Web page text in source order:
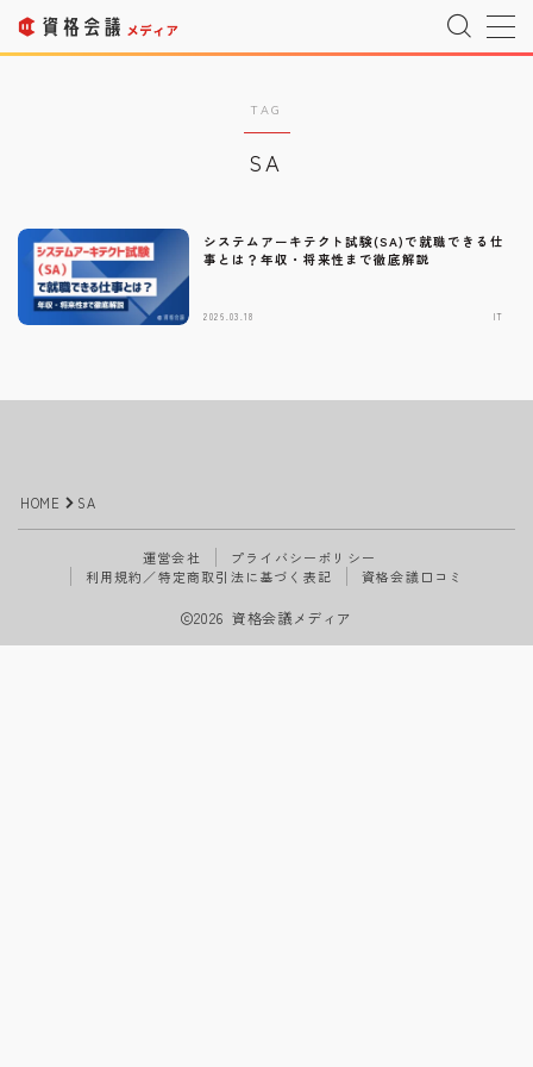
Company Profile
プライバシーポリシー Privacy Policy
利用規約 T&C
お問い合わせ
TAG
SA
システムアーキテクト試験(SA)で就職できる仕
事とは？年収・将来性まで徹底解説
2026.03.18 IT
HOME SA
運営会社
プライバシーポリシー
利用規約／特定商取引法に基づく表記
資格会議口コミ
2026 資格会議メディア